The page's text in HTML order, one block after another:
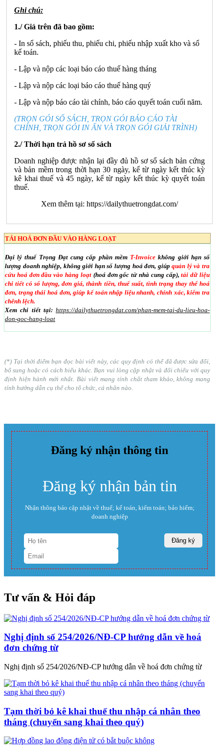
Ghi chú:
1./ Giá trên đã bao gồm:
- In sổ sách, phiếu thu, phiếu chi, phiếu nhập xuất kho và sổ
kế toán.
- Lập và nộp các loại báo cáo thuế hàng tháng
- Lập và nộp các loại báo cáo thuế hàng quý
- Lập và nộp báo cáo tài chính, báo cáo quyết toán cuối năm.
(TRỌN GÓI SỔ SÁCH, TRỌN GÓI BÁO CÁO TÀI
CHÍNH, TRỌN GÓI IN ẤN VÀ TRỌN GÓI GIẢI TRÌNH)
2./ Thời hạn trả hồ sơ sổ sách
Doanh nghiệp được nhận lại đầy đủ hồ sơ sổ sách bản cứng
và bản mềm trong thời hạn 30 ngày, kể từ ngày kết thúc kỳ
kê khai thuế và 45 ngày, kể từ ngày kết thúc kỳ quyết toán
thuế.
Xem thêm tại: https://dailythuetrongdat.com/
TẢI HOÁ ĐƠN ĐẦU VÀO HÀNG LOẠT
Đại lý thuế Trọng Đạt cung cấp phần mềm T-Invoice không giới hạn số
lượng doanh nghiệp, không giới hạn số lượng hoá đơn, giúpquản lý và tra
cứu hoá đơn đầu vào hàng loạt(hoá đơn gốc từ nhà cung cấp),tải dữ liệu
chi tiết có số lượng, đơn giá, thành tiền, thuế suất, tình trạng thay thế hoá
đơn, trạng thái hoá đơn, giúp kế toán nhập liệu nhanh, chính xác, kiểm tra
chênh lệch.
Xem chi tiết tại: https://dailythuetrongdat.com/phan-mem-tai-du-lieu-hoa-
don-goc-hang-loat
(*) Tại thời điểm bạn đọc bài viết này, các quy định có thể đã được sửa đổi,
bổ sung hoặc có cách hiểu khác. Bạn vui lòng cập nhật và đối chiếu với quy
định hiện hành mới nhất. Bài viết mang tính chất tham khảo, không mang
tính hướng dẫn cụ thể cho tổ chức, cá nhân nào.
Đăng ký nhận thông tin
Đăng ký nhận bản tin
Nhận thông báo cập nhật về thuế; kế toán, kiểm toán; bảo hiểm;
doanh nghiệp
Tư vấn & Hỏi đáp
Nghị định số 254/2026/NĐ-CP hướng dẫn về hoá
đơn chứng từ
Nghị định số 254/2026/NĐ-CP hướng dẫn về hoá đơn chứng từ
Tạm thời bỏ kê khai thuế thu nhập cá nhân theo
tháng (chuyển sang khai theo quý)